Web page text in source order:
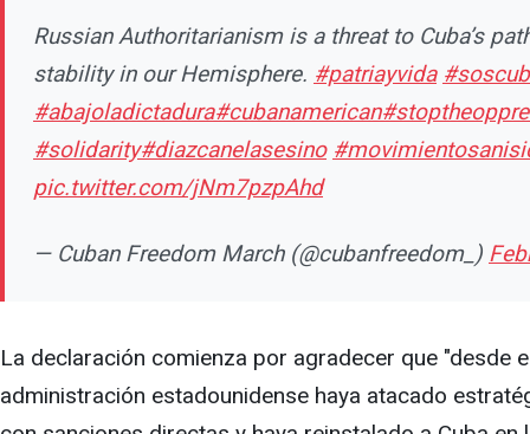
Russian Authoritarianism is a threat to Cuba’s
stability in our Hemisphere. #patriayvida
#abajoladictadura#cubanamerican
#solidarity#diazcanelasesino
pic.twitter.com/jNm7pzpAhd
— Cuban Freedom March (@cubanfreedom_)
La declaración comienza por agradecer que "desde
administración estadounidense haya atacado